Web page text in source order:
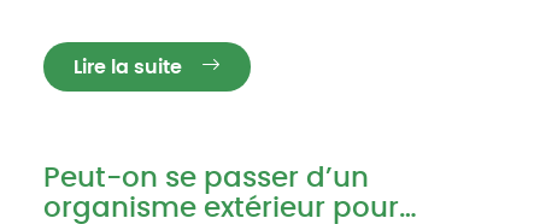
Lire la suite
Peut-on se passer d’un
organisme extérieur pour